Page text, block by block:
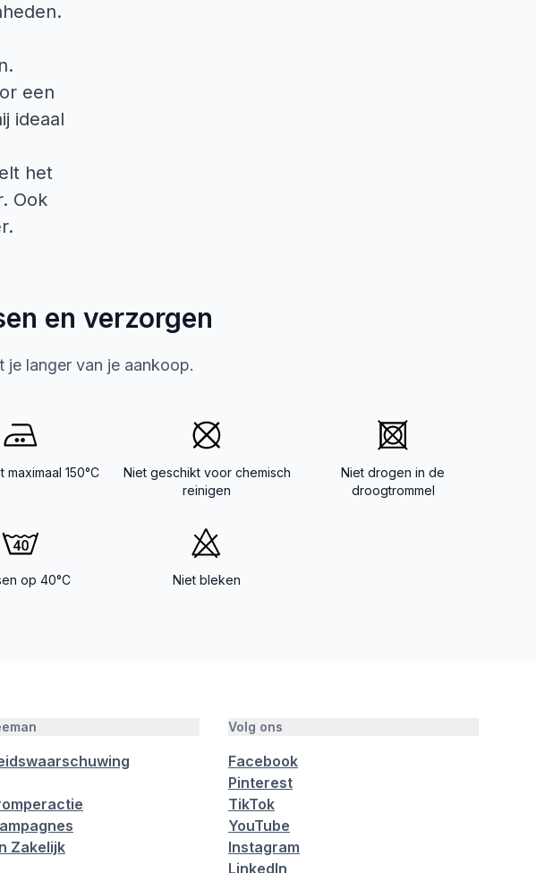
een
ideaal
het
Ook
en verzorgen
je langer van je aankoop.
maximaal 150°C
Niet geschikt voor chemisch
reinigen
Niet drogen in de
droogtrommel
op 40°C Niet bleken
Zakelijk
Volg ons
Facebook
Pinterest
TikTok
YouTube
Instagram
LinkedIn